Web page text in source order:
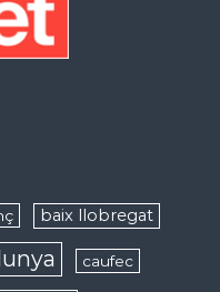
baix llobregat
caufec